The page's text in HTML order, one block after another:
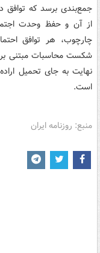
جمع‌بندی برسد که توافق
از آن و حفظ وحدت
چارچوب، هر توافق
شکست محاسبات مبتنی بر
نهایت به جای تحمیل
است.
منبع: روزنامه ایران